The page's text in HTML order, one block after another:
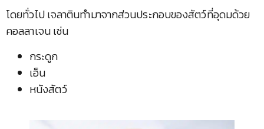
โดยทั่วไป เจลาตินทำมาจากส่วนประกอบของสัตว์ที่อุดมด้วย
คอลลาเจน เช่น
กระดูก
เอ็น
หนังสัตว์